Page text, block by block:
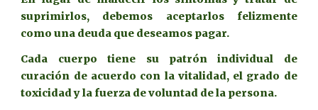
suprimirlos, debemos aceptarlos felizmente
como una deuda que deseamos pagar.
Cada cuerpo tiene su patrón individual de
curación de acuerdo con la vitalidad, el grado de
toxicidad y la fuerza de voluntad de la persona.